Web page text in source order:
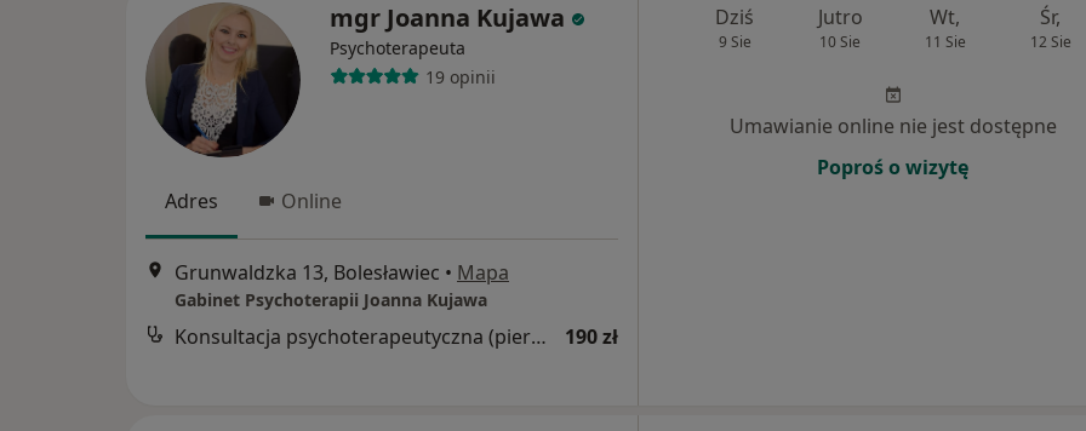
mgr Joanna Kujawa
Psychoterapeuta
19 opinii
Adres Online
Grunwaldzka 13, Bolesławiec • Mapa
Gabinet Psychoterapii Joanna Kujawa
Konsultacja psychoterapeutyczna (pierwsza wizyta) 190 zł
Dziś
9 Sie
Jutro
10 Sie
Wt,
11 Sie
Śr,
12 Sie
Umawianie online nie jest dostępne
Poproś o wizytę